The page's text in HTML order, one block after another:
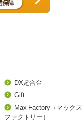
DX超合金
Gift
Max Factory（マックス
ファクトリー）